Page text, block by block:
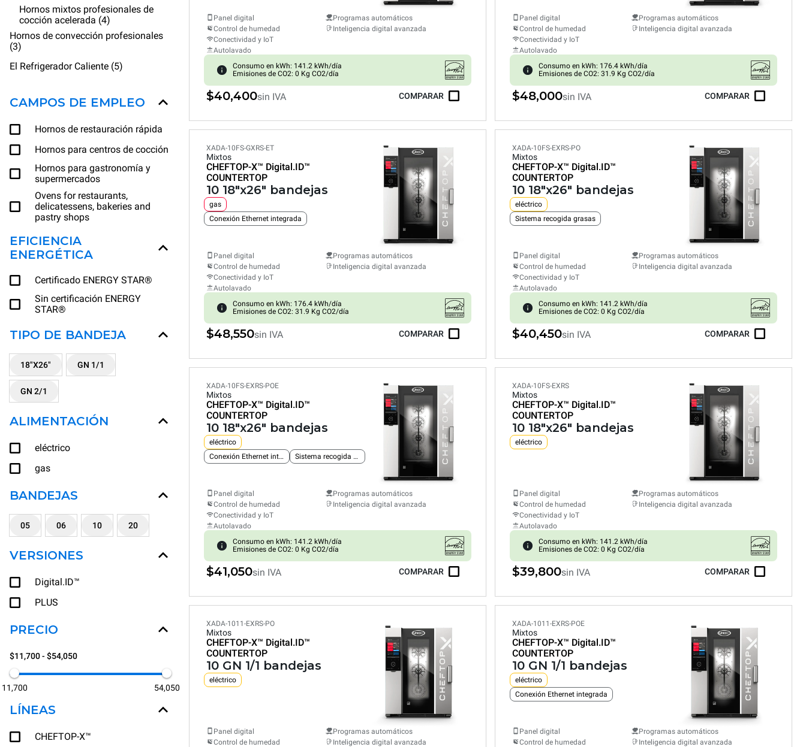
Hornos mixtos profesionales de
cocción acelerada (4)
Hornos de convección profesionales
(3)
El Refrigerador Caliente (5)
CAMPOS DE EMPLEO
Hornos de restauración rápida
Hornos para centros de cocción
Hornos para gastronomía y
supermercados
Ovens for restaurants,
delicatessens, bakeries and
pastry shops
EFICIENCIA
ENERGÉTICA
Certificado ENERGY STAR®
Sin certificación ENERGY
STAR®
TIPO DE BANDEJA
18"X26" GN 1/1
GN 2/1
ALIMENTACIÓN
eléctrico
gas
BANDEJAS
05 06 10 20
VERSIONES
Digital.ID™
PLUS
PRECIO
$11,700 - $54,050
11,700 54,050
LÍNEAS
CHEFTOP-X™
Panel digital
Control de humedad
Conectividad y IoT
Autolavado
Programas automáticos
Inteligencia digital avanzada
Consumo en kWh: 141.2 kWh/día
Emisiones de CO2: 0 Kg CO2/día
$40,400sin IVA COMPARAR
Panel digital
Control de humedad
Conectividad y IoT
Autolavado
Programas automáticos
Inteligencia digital avanzada
Consumo en kWh: 176.4 kWh/día
Emisiones de CO2: 31.9 Kg CO2/día
$48,000sin IVA COMPARAR
XADA-10FS-GXRS-ET
Mixtos
CHEFTOP-X™ Digital.ID™
COUNTERTOP
10 18"x26" bandejas
gas
Conexión Ethernet integrada
Panel digital
Control de humedad
Conectividad y IoT
Autolavado
Programas automáticos
Inteligencia digital avanzada
Consumo en kWh: 176.4 kWh/día
Emisiones de CO2: 31.9 Kg CO2/día
$48,550sin IVA COMPARAR
XADA-10FS-EXRS-PO
Mixtos
CHEFTOP-X™ Digital.ID™
COUNTERTOP
10 18"x26" bandejas
eléctrico
Sistema recogida grasas
Panel digital
Control de humedad
Conectividad y IoT
Autolavado
Programas automáticos
Inteligencia digital avanzada
Consumo en kWh: 141.2 kWh/día
Emisiones de CO2: 0 Kg CO2/día
$40,450sin IVA COMPARAR
XADA-10FS-EXRS-POE
Mixtos
CHEFTOP-X™ Digital.ID™
COUNTERTOP
10 18"x26" bandejas
eléctrico
Conexión Ethernet integrada
Sistema recogida grasas
Panel digital
Control de humedad
Conectividad y IoT
Autolavado
Programas automáticos
Inteligencia digital avanzada
Consumo en kWh: 141.2 kWh/día
Emisiones de CO2: 0 Kg CO2/día
$41,050sin IVA COMPARAR
XADA-10FS-EXRS
Mixtos
CHEFTOP-X™ Digital.ID™
COUNTERTOP
10 18"x26" bandejas
eléctrico
Panel digital
Control de humedad
Conectividad y IoT
Autolavado
Programas automáticos
Inteligencia digital avanzada
Consumo en kWh: 141.2 kWh/día
Emisiones de CO2: 0 Kg CO2/día
$39,800sin IVA COMPARAR
XADA-1011-EXRS-PO
Mixtos
CHEFTOP-X™ Digital.ID™
COUNTERTOP
10 GN 1/1 bandejas
eléctrico
Panel digital
Control de humedad
Programas automáticos
Inteligencia digital avanzada
XADA-1011-EXRS-POE
Mixtos
CHEFTOP-X™ Digital.ID™
COUNTERTOP
10 GN 1/1 bandejas
eléctrico
Conexión Ethernet integrada
Panel digital
Control de humedad
Programas automáticos
Inteligencia digital avanzada